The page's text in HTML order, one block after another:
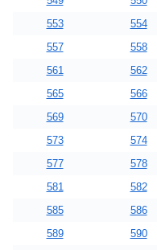
553
554
557
558
561
562
565
566
569
570
573
574
577
578
581
582
585
586
589
590